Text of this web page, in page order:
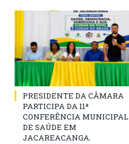
PRESIDENTE DA CÂMARA
PARTICIPA DA 11ª
CONFERÊNCIA MUNICIPAL
DE SAÚDE EM
JACAREACANGA.